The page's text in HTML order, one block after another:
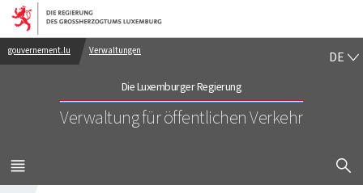
Zur Hauptnavigation
Zum Inhalt
gouvernement.lu Verwaltungen
Die Luxemburger Regierung
Verwaltung für öffentlichen Verkehr
DE
MENÜ
HAUPT-